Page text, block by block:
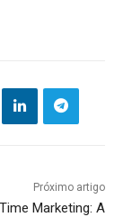
Próximo artigo
Marketing: A